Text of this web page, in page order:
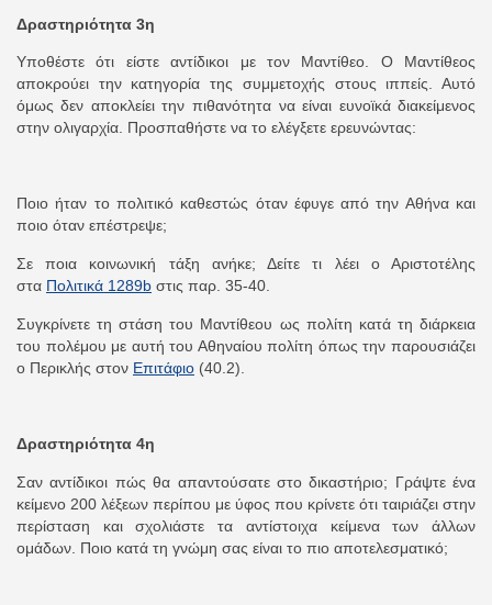
Δραστηριότητα 3η
Υποθέστε ότι είστε αντίδικοι με τον Μαντίθεο. Ο Μαντίθεος
αποκρούει την κατηγορία της συμμετοχής στους ιππείς. Αυτό
όμως δεν αποκλείει την πιθανότητα να είναι ευνοϊκά διακείμενος
στην ολιγαρχία. Προσπαθήστε να το ελέγξετε ερευνώντας:
Ποιο ήταν το πολιτικό καθεστώς όταν έφυγε από την Αθήνα και
ποιο όταν επέστρεψε;
Σε ποια κοινωνική τάξη ανήκε; Δείτε τι λέει ο Αριστοτέλης
στα Πολιτικά 1289bστις παρ. 35-40.
Συγκρίνετε τη στάση του Μαντίθεου ως πολίτη κατά τη διάρκεια
του πολέμου με αυτή του Αθηναίου πολίτη όπως την παρουσιάζει
ο Περικλής στον Επιτάφιο(40.2).
Δραστηριότητα 4η
Σαν αντίδικοι πώς θα απαντούσατε στο δικαστήριο; Γράψτε ένα
κείμενο 200 λέξεων περίπου με ύφος που κρίνετε ότι ταιριάζει στην
περίσταση και σχολιάστε τα αντίστοιχα κείμενα των άλλων
ομάδων. Ποιο κατά τη γνώμη σας είναι το πιο αποτελεσματικό;